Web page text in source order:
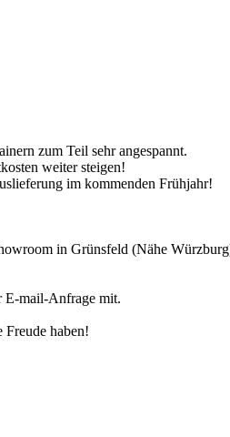
zum Teil sehr angespannt.
weiter steigen!
im kommenden Frühjahr!
in Grünsfeld (Nähe
E-mail-Anfrage mit.
haben!